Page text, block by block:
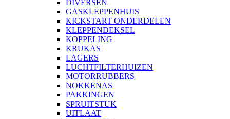
DIVERSEN
GASKLEPPENHUIS
KICKSTART ONDERDELEN
KLEPPENDEKSEL
KOPPELING
KRUKAS
LAGERS
LUCHTFILTERHUIZEN
MOTORRUBBERS
NOKKENAS
PAKKINGEN
SPRUITSTUK
UITLAAT